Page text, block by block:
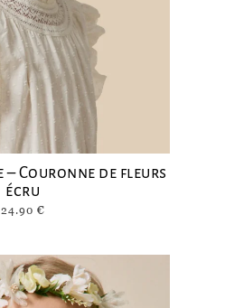
Couronne de fleurs
écru
24.90 €